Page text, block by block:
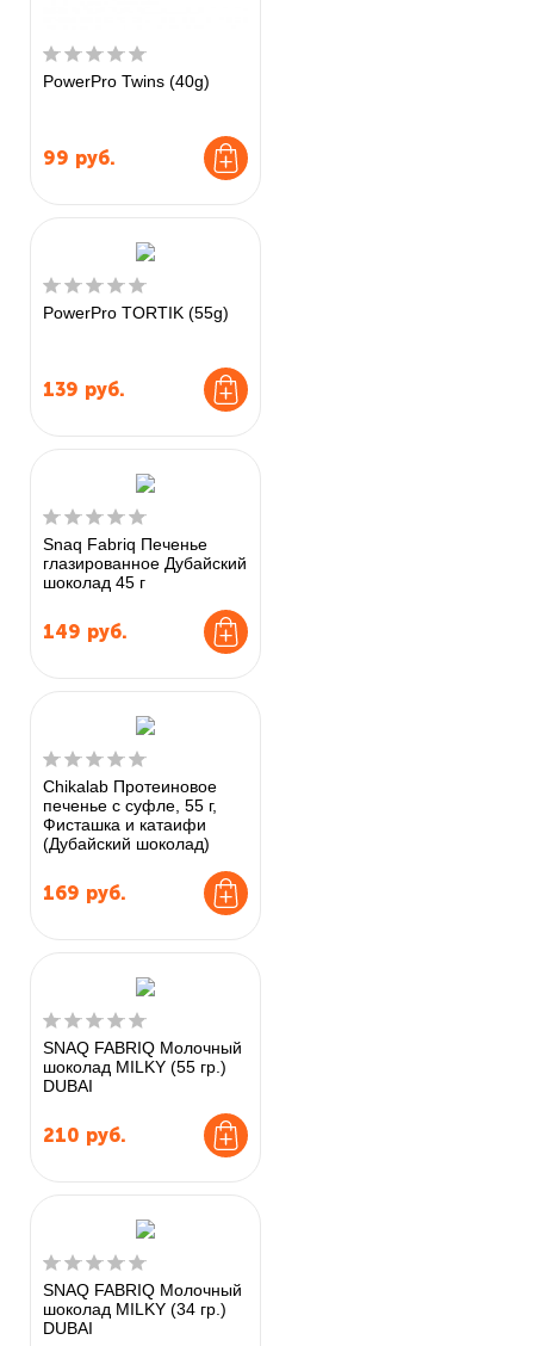
PowerPro Twins (40g)
99 руб.
PowerPro TORTIK (55g)
139 руб.
Snaq Fabriq Печенье
глазированное Дубайский
шоколад 45 г
149 руб.
Chikalab Протеиновое
печенье с суфле, 55 г,
Фисташка и катаифи
(Дубайский шоколад)
169 руб.
SNAQ FABRIQ Молочный
шоколад MILKY (55 гр.)
DUBAI
210 руб.
SNAQ FABRIQ Молочный
шоколад MILKY (34 гр.)
DUBAI